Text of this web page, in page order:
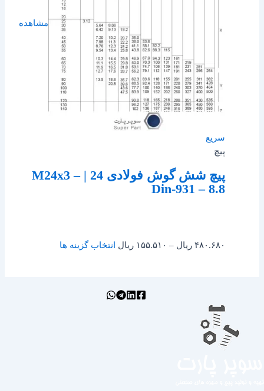
مشاهده
سریع
پیچ
پیچ شش گوش فولادی 24 | M24x3 –
Din-931 – 8.8
۴۸۰.۶۸۰ ریال – ۱۵۵.۵۱۰ ریال انتخاب گزینه ها